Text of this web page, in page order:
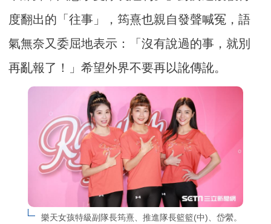
度翻出的「往事」，筠熹也親自發聲喊冤，語
氣無奈又委屈地表示：「沒有說過的事，就別
再亂報了！」希望外界不要再以訛傳訛。
樂天女孩特級副隊長筠熹、推進隊長籃籃(中)、岱縈。